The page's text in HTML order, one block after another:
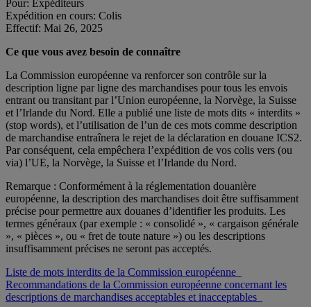
Pour: Expéditeurs
Expédition en cours: Colis
Effectif: Mai 26, 2025
Ce que vous avez besoin de connaître
La Commission européenne va renforcer son contrôle sur la
description ligne par ligne des marchandises pour tous les envois
entrant ou transitant par l’Union européenne, la Norvège, la Suisse
et l’Irlande du Nord. Elle a publié une liste de mots dits « interdits »
(stop words), et l’utilisation de l’un de ces mots comme description
de marchandise entraînera le rejet de la déclaration en douane ICS2.
Par conséquent, cela empêchera l’expédition de vos colis vers (ou
via) l’UE, la Norvège, la Suisse et l’Irlande du Nord.
Remarque : Conformément à la réglementation douanière
européenne, la description des marchandises doit être suffisamment
précise pour permettre aux douanes d’identifier les produits. Les
termes généraux (par exemple : « consolidé », « cargaison générale
», « pièces », ou « fret de toute nature ») ou les descriptions
insuffisamment précises ne seront pas acceptés.
Liste de mots interdits de la Commission européenne
Recommandations de la Commission européenne concernant les
descriptions de marchandises acceptables et inacceptables